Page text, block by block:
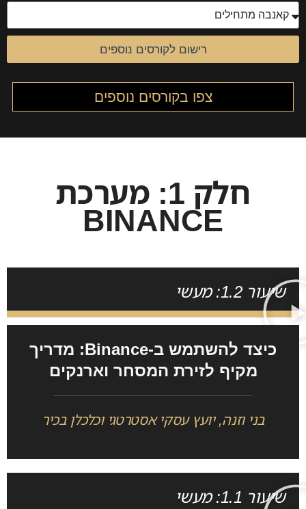
רישום לקורסים נוספים
צפו בקורסים נוספים
חלק 1: מערכת
BINANCE
שיעור 1.2: מעשי
כיצד להשתמש ב-Binance: מדריך
מקיף לזירת המסחר וארנקים
בני וזנה, יועץ עסקי אסטרטגי וכלכלן בכיר
שיעור 1.1: מעשי